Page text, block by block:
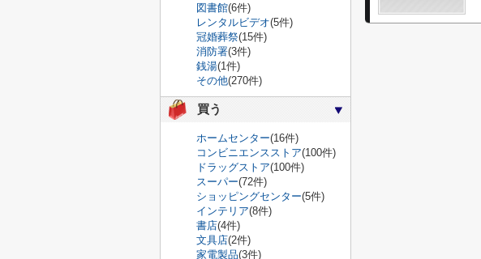
図書館(6件)
レンタルビデオ(5件)
冠婚葬祭(15件)
消防署(3件)
銭湯(1件)
その他(270件)
買う
ホームセンター(16件)
コンビニエンスストア(100件)
ドラッグストア(100件)
スーパー(72件)
ショッピングセンター(5件)
インテリア(8件)
書店(4件)
文具店(2件)
家電製品(3件)